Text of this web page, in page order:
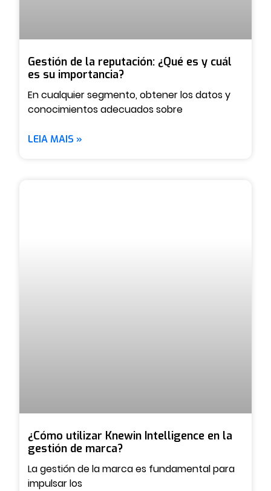
Gestión de la reputación: ¿Qué es y cuál
es su importancia?
En cualquier segmento, obtener los datos y
conocimientos adecuados sobre
LEIA MAIS »
¿Cómo utilizar Knewin Intelligence en la
gestión de marca?
La gestión de la marca es fundamental para
impulsar los